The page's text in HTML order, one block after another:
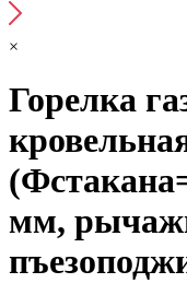
×
Горелка
мм,